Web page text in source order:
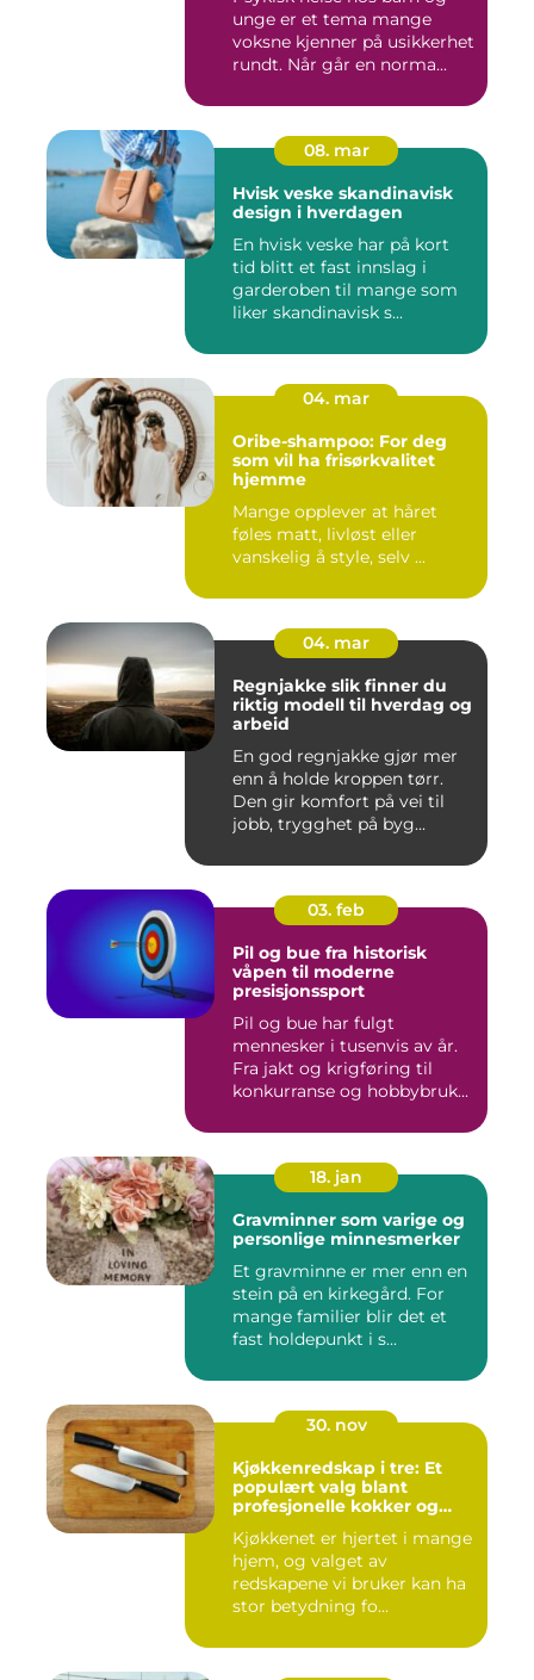
unge er et tema mange
voksne kjenner på usikkerhet
rundt. Når går en norma...
08. mar
Hvisk veske skandinavisk
design i hverdagen
En hvisk veske har på kort
tid blitt et fast innslag i
garderoben til mange som
liker skandinavisk s...
04. mar
Oribe-shampoo: For deg
som vil ha frisørkvalitet
hjemme
Mange opplever at håret
føles matt, livløst eller
vanskelig å style, selv ...
04. mar
Regnjakke slik finner du
riktig modell til hverdag og
arbeid
En god regnjakke gjør mer
enn å holde kroppen tørr.
Den gir komfort på vei til
jobb, trygghet på byg...
03. feb
Pil og bue fra historisk
våpen til moderne
presisjonssport
Pil og bue har fulgt
mennesker i tusenvis av år.
Fra jakt og krigføring til
konkurranse og hobbybruk...
18. jan
Gravminner som varige og
personlige minnesmerker
Et gravminne er mer enn en
stein på en kirkegård. For
mange familier blir det et
fast holdepunkt i s...
30. nov
Kjøkkenredskap i tre: Et
populært valg blant
profesjonelle kokker og
Kjøkkenet er hjertet i mange
hjem, og valget av
redskapene vi bruker kan ha
stor betydning fo...